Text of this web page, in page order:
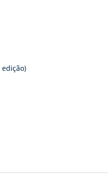
edição)